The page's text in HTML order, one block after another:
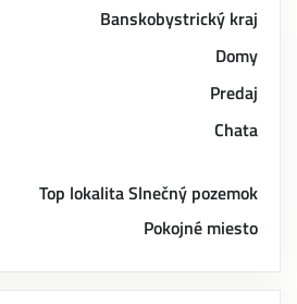
Banskobystrický kraj
Domy
Predaj
Chata
Top lokalitaSlnečný pozemok
Pokojné miesto